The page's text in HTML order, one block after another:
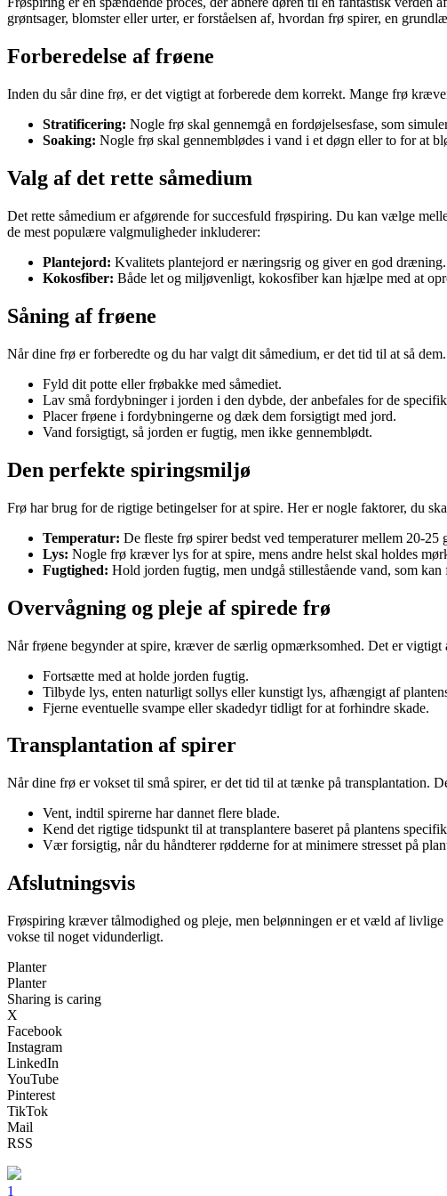
grøntsager, blomster eller urter, er forståelsen af, hvordan frø spirer, en
Forberedelse af frøene
Inden du sår dine frø, er det vigtigt at forberede dem korrekt. Mange frø
Stratificering: Nogle frø skal gennemgå en fordøjelsesfase, som
Soaking: Nogle frø skal gennemblødes i vand i et døgn eller to for at
Valg af det rette såmedium
Det rette såmedium er afgørende for succesfuld frøspiring. Du kan vælge
de mest populære valgmuligheder inkluderer:
Plantejord: Kvalitets plantejord er næringsrig og giver en god dræning.
Kokosfiber: Både let og miljøvenligt, kokosfiber kan hjælpe med at
Såning af frøene
Når dine frø er forberedte og du har valgt dit såmedium, er det tid til at så
Fyld dit potte eller frøbakke med såmediet.
Lav små fordybninger i jorden i den dybde, der anbefales for de
Placer frøene i fordybningerne og dæk dem forsigtigt med jord.
Vand forsigtigt, så jorden er fugtig, men ikke gennemblødt.
Den perfekte spiringsmiljø
Frø har brug for de rigtige betingelser for at spire. Her er nogle faktorer, du
Temperatur: De fleste frø spirer bedst ved temperaturer mellem 20-25
Lys: Nogle frø kræver lys for at spire, mens andre helst skal holdes
Fugtighed: Hold jorden fugtig, men undgå stillestående vand, som kan
Overvågning og pleje af spirede frø
Når frøene begynder at spire, kræver de særlig opmærksomhed. Det er vigtigt
Fortsætte med at holde jorden fugtig.
Tilbyde lys, enten naturligt sollys eller kunstigt lys, afhængigt af
Fjerne eventuelle svampe eller skadedyr tidligt for at forhindre skade.
Transplantation af spirer
Når dine frø er vokset til små spirer, er det tid til at tænke på transplantation.
Vent, indtil spirerne har dannet flere blade.
Kend det rigtige tidspunkt til at transplantere baseret på plantens
Vær forsigtig, når du håndterer rødderne for at minimere stresset på
Afslutningsvis
Frøspiring kræver tålmodighed og pleje, men belønningen er et væld af
vokse til noget vidunderligt.
Planter
Planter
Sharing is caring
X
Facebook
Instagram
LinkedIn
YouTube
Pinterest
TikTok
Mail
RSS
1